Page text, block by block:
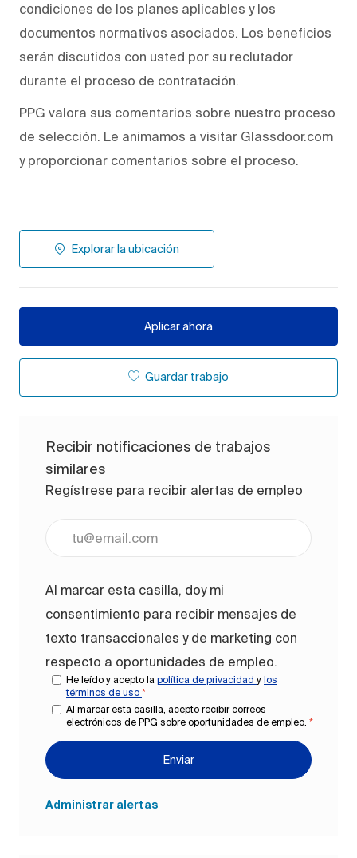
condiciones de los planes aplicables y los
documentos normativos asociados. Los beneficios
serán discutidos con usted por su reclutador
durante el proceso de contratación.
PPG valora sus comentarios sobre nuestro proceso
de selección. Le animamos a visitar Glassdoor.com
y proporcionar comentarios sobre el proceso.
Explorar la ubicación
Aplicar ahora
Guardar trabajo
Recibir notificaciones de trabajos
similares
Regístrese para recibir alertas de empleo
Ingrese la dirección de correo electrónico
Al marcar esta casilla, doy mi
consentimiento para recibir mensajes de
texto transaccionales y de marketing con
respecto a oportunidades de empleo.
He leído y acepto la política de privacidad y los
términos de uso *
Al marcar esta casilla, acepto recibir correos
electrónicos de PPG sobre oportunidades de empleo. *
Enviar
Administrar alertas